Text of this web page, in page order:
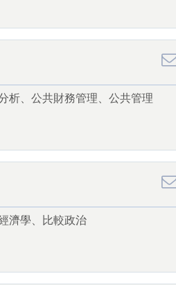
析、公共財務管理、公共管理
濟學、比較政治